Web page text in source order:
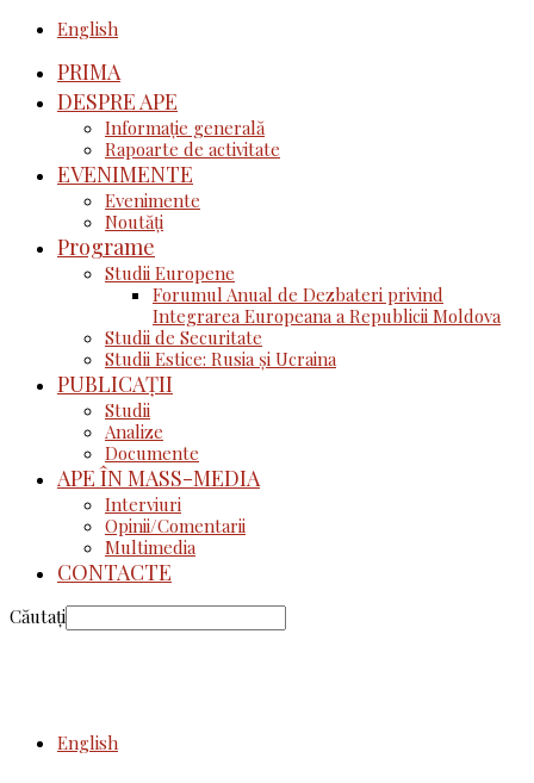
English
PRIMA
DESPRE APE
Informație generală
Rapoarte de activitate
EVENIMENTE
Evenimente
Noutăţi
Programe
Studii Europene
Forumul Anual de Dezbateri privind
Integrarea Europeana a Republicii Moldova
Studii de Securitate
Studii Estice: Rusia și Ucraina
PUBLICAȚII
Studii
Analize
Documente
APE ÎN MASS-MEDIA
Interviuri
Opinii/Comentarii
Multimedia
CONTACTE
Căutați
English